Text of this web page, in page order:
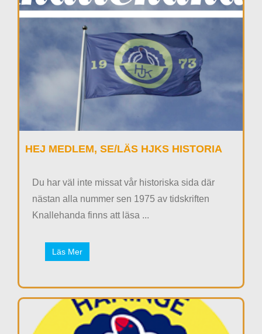
HEJ MEDLEM, SE/LÄS HJKS HISTORIA
Du har väl inte missat vår historiska sida där
nästan alla nummer sen 1975 av tidskriften
Knallehanda finns att läsa ...
Läs Mer